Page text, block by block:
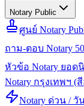
Notary Public
ศูนย์ Notary
ถาม-ตอบ Notary
หัวข้อ Notary ยอด
Notary กรุงเทพฯ (
Notary ด่วน / วั